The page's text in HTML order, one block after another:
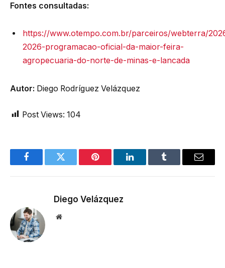
Fontes consultadas:
https://www.otempo.com.br/parceiros/webterra/
2026-programacao-oficial-da-maior-feira-
agropecuaria-do-norte-de-minas-e-lancada
Autor: Diego Rodríguez Velázquez
Post Views: 104
FacebookTwitter Pinterest LinkedInTumblr Email
Diego Velázquez
Website